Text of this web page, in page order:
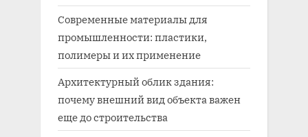
Современные материалы для
промышленности: пластики,
полимеры и их применение
Архитектурный облик здания:
почему внешний вид объекта важен
еще до строительства